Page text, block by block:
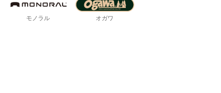
モノラル オガワ